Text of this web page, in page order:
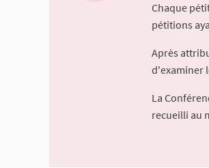
Chaque
pétitions
Après
d'examiner
La
recueilli au